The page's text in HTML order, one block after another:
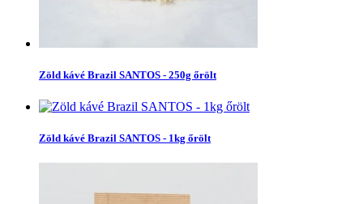
Zöld kávé Brazil SANTOS - 250g őrölt
Zöld kávé Brazil SANTOS - 1kg őrölt